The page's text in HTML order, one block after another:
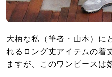
大柄な私（筆者・山本）に
れるロング丈アイテムの着
ますが、このワンピースは